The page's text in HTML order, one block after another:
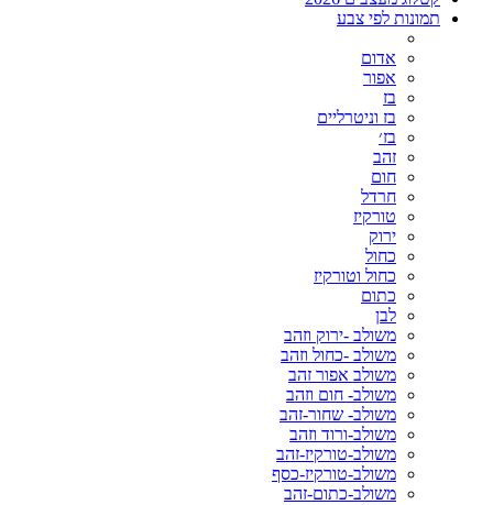
תמונות לפי צבע
אדום
אפור
בז
בז וניטרליים
בז׳
זהב
חום
חרדל
טורקיז
ירוק
כחול
כחול וטורקיז
כתום
לבן
משולב -ירוק וזהב
משולב -כחול וזהב
משולב אפור זהב
משולב- חום וזהב
משולב- שחור-זהב
משולב-ורוד וזהב
משולב-טורקיז-זהב
משולב-טורקיז-כסף
משולב-כתום-זהב